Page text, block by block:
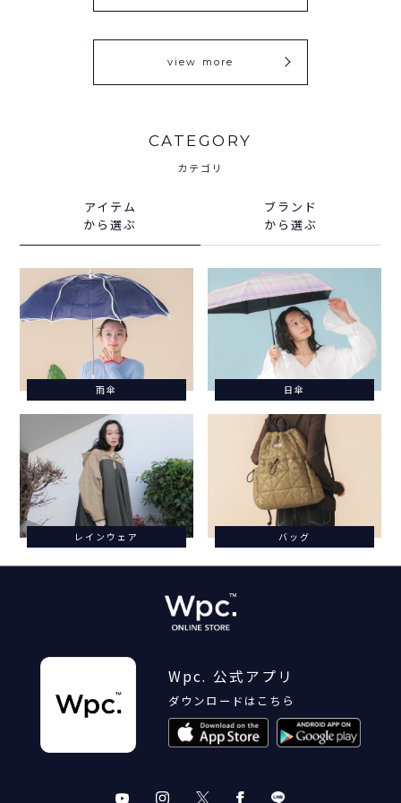
view more
CATEGORY
カテゴリ
アイテム
から選ぶ
ブランド
から選ぶ
雨傘 日傘
レインウェア バッグ
Wpc. 公式アプリ
ダウンロードはこちら